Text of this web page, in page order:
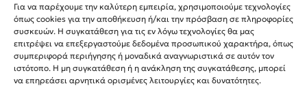
Για να παρέχουμε την καλύτερη εμπειρία, χρησιμοποιούμε τεχνολογίες
όπως cookies για την αποθήκευση ή/και την πρόσβαση σε πληροφορίες
συσκευών. Η συγκατάθεση για τις εν λόγω τεχνολογίες θα μας
επιτρέψει να επεξεργαστούμε δεδομένα προσωπικού χαρακτήρα, όπως
συμπεριφορά περιήγησης ή μοναδικά αναγνωριστικά σε αυτόν τον
ιστότοπο. Η μη συγκατάθεση ή η ανάκληση της συγκατάθεσης, μπορεί
να επηρεάσει αρνητικά ορισμένες λειτουργίες και δυνατότητες.
Εγνατίας 112, 3ος όροφος, 54622,
Θεσσαλονίκη
Ώρες λειτουργίας:
Δευτέρα – Παρασκευή, 10:00 –14:00